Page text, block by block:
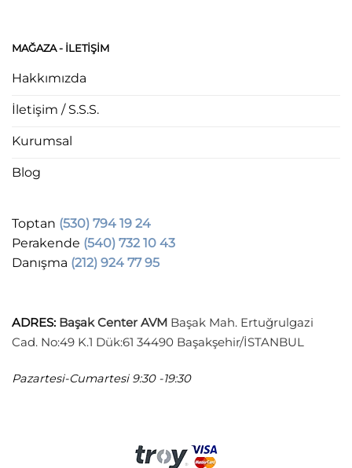
MAĞAZA - ILETIŞIM
Hakkımızda
İletişim / S.S.S.
Kurumsal
Blog
Toptan (530) 794 19 24
Perakende (540) 732 10 43
Danışma (212) 924 77 95
ADRES: Başak Center AVM Başak Mah. Ertuğrulgazi
Cad. No:49 K.1 Dük:61 34490 Başakşehir/İSTANBUL
Pazartesi-Cumartesi 9:30 -19:30